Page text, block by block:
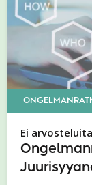
Ei arvosteluita